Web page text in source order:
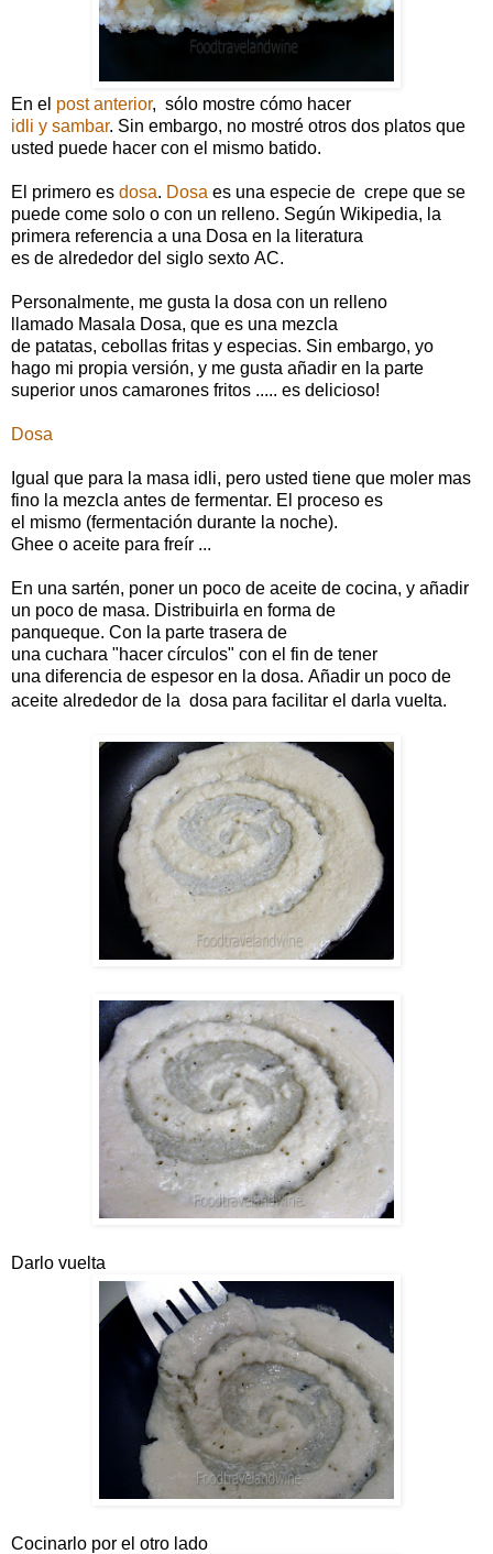
En el post anterior, sólo mostre cómo hacer
idli y sambar. Sin embargo, no mostré otros dos platos que
usted puede hacer con el mismo batido.
El primero es dosa. Dosa es una especie de crepe que se
puede come solo o con un relleno. Según Wikipedia, la
primera referencia a una Dosa en la literatura
es de alrededor del siglo sexto AC.
Personalmente, me gusta la dosa con un relleno
llamado Masala Dosa, que es una mezcla
de patatas, cebollas fritas y especias. Sin embargo, yo
hago mi propia versión, y me gusta añadir en la parte
superior unos camarones fritos ..... es delicioso!
Dosa
Igual que para la masa idli, pero usted tiene que moler mas
fino la mezcla antes de fermentar. El proceso es
el mismo (fermentación durante la noche).
Ghee o aceite para freír ...
En una sartén, poner un poco de aceite de cocina, y añadir
un poco de masa. Distribuirla en forma de
panqueque. Con la parte trasera de
una cuchara "hacer círculos" con el fin de tener
una diferencia de espesor en la dosa. Añadir un poco de
aceite alrededor de la dosa para facilitar el darla vuelta.
Darlo vuelta
Cocinarlo por el otro lado